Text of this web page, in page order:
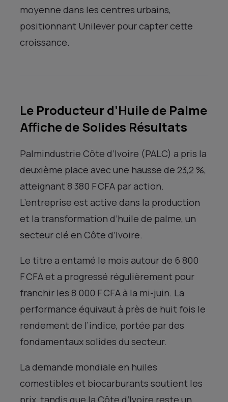
moyenne dans les centres urbains,
positionnant Unilever pour capter cette
croissance.
Le Producteur d’Huile de Palme
Affiche de Solides Résultats
Palmindustrie Côte d’Ivoire (PALC) a pris la
deuxième place avec une hausse de 23,2 %,
atteignant 8 380 F CFA par action.
L’entreprise est active dans la production
et la transformation d’huile de palme, un
secteur clé en Côte d’Ivoire.
Le titre a entamé le mois autour de 6 800
F CFA et a progressé régulièrement pour
franchir les 8 000 F CFA à la mi-juin. La
performance équivaut à près de huit fois le
rendement de l’indice, portée par des
fondamentaux solides du secteur.
La demande mondiale en huiles
comestibles et biocarburants soutient les
prix, tandis que la Côte d’Ivoire reste un